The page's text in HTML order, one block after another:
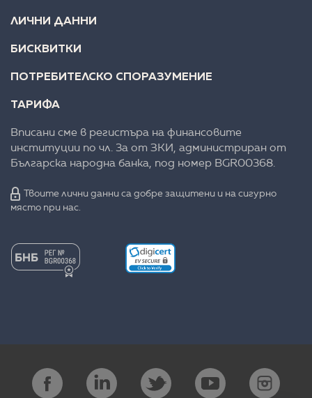
ЛИЧНИ ДАННИ
БИСКВИТКИ
ПОТРЕБИТЕЛСКО СПОРАЗУМЕНИЕ
ТАРИФА
Вписани сме в регистъра на финансовите
институции по чл. 3а от ЗКИ, администриран от
Българска народна банка, под номер BGR00368.
Твоите лични данни са добре защитени и на сигурно
място при нас.